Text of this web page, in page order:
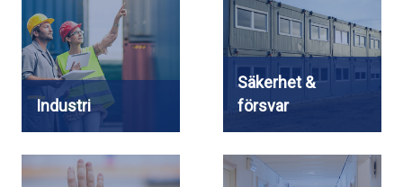
Industri
Säkerhet &
försvar